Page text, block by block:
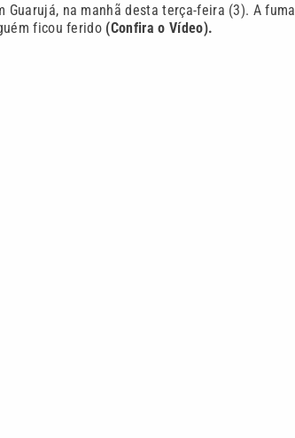
Guarujá, na manhã desta terça-feira (3). A
ficou ferido (Confira o Vídeo).